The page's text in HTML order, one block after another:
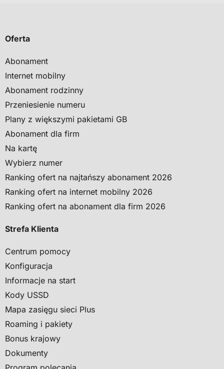
Oferta
Abonament
Internet mobilny
Abonament rodzinny
Przeniesienie numeru
Plany z większymi pakietami GB
Abonament dla firm
Na kartę
Wybierz numer
Ranking ofert na najtańszy abonament 2026
Ranking ofert na internet mobilny 2026
Ranking ofert na abonament dla firm 2026
Strefa Klienta
Centrum pomocy
Konfiguracja
Informacje na start
Kody USSD
Mapa zasięgu sieci Plus
Roaming i pakiety
Bonus krajowy
Dokumenty